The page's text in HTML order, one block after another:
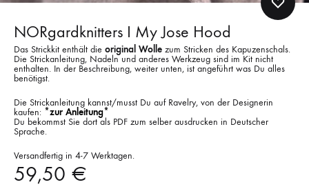
NORgardknitters I My Jose Hood
Das Strickkit enthält die original Wolle zum Stricken des Kapuzenschals.
Die Strickanleitung, Nadeln und anderes Werkzeug sind im Kit nicht
enthalten. In der Beschreibung, weiter unten, ist angeführt was Du alles
benötigst.
Die Strickanleitung kannst/musst Du auf Ravelry, von der Designerin
kaufen: *zur Anleitung*
Du bekommst Sie dort als PDF zum selber ausdrucken in Deutscher
Sprache.
Versandfertig in 4-7 Werktagen.
59,50 €